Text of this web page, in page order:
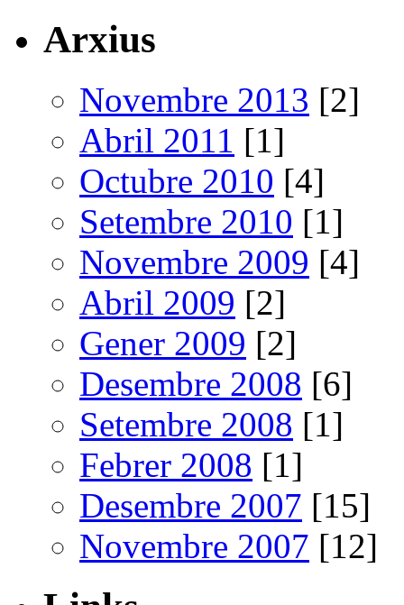
Arxius
Novembre 2013 [2]
Abril 2011 [1]
Octubre 2010 [4]
Setembre 2010 [1]
Novembre 2009 [4]
Abril 2009 [2]
Gener 2009 [2]
Desembre 2008 [6]
Setembre 2008 [1]
Febrer 2008 [1]
Desembre 2007 [15]
Novembre 2007 [12]